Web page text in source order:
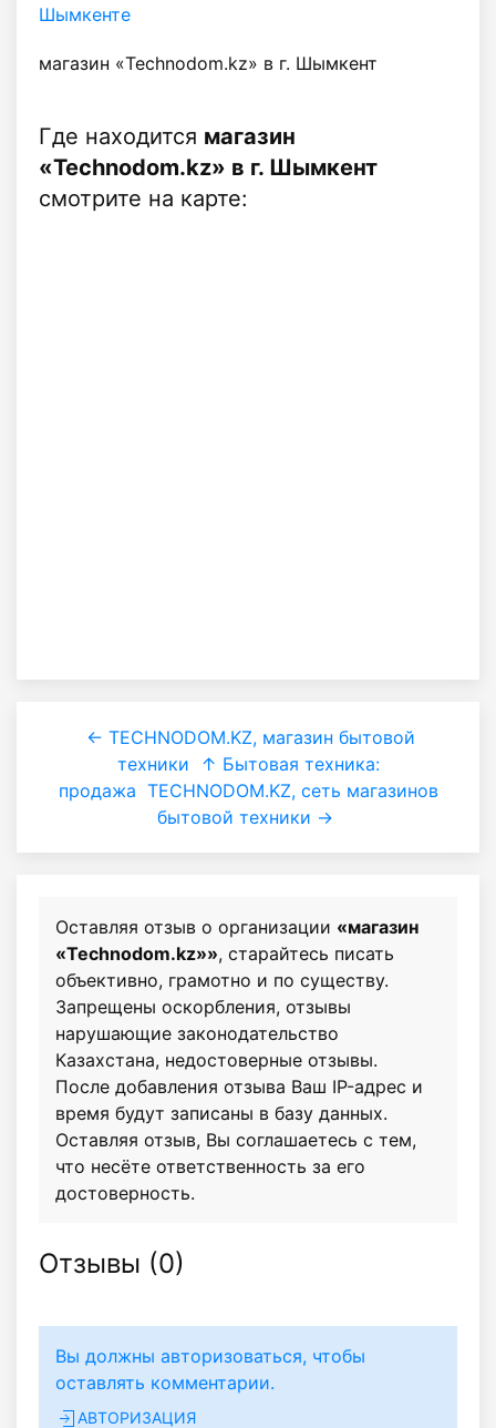
Шымкенте
магазин «Technodom.kz» в г. Шымкент
Где находится магазин
«Technodom.kz» в г. Шымкент
смотрите на карте:
← TECHNODOM.KZ, магазин бытовой
техники
↑ Бытовая техника:
продажа TECHNODOM.KZ, сеть магазинов
бытовой техники →
Оставляя отзыв о организации «магазин
«Technodom.kz»», старайтесь писать
объективно, грамотно и по существу.
Запрещены оскорбления, отзывы
нарушающие законодательство
Казахстана, недостоверные отзывы.
После добавления отзыва Ваш IP-адрес и
время будут записаны в базу данных.
Оставляя отзыв, Вы соглашаетесь с тем,
что несёте ответственность за его
достоверность.
Отзывы (0)
Вы должны авторизоваться, чтобы
оставлять комментарии.
АВТОРИЗАЦИЯ